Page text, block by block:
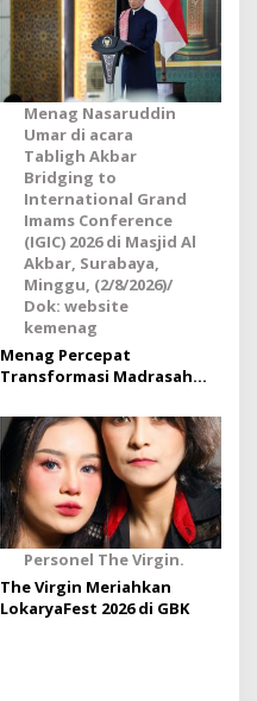
Menag Nasaruddin
Umar di acara
Tabligh Akbar
Bridging to
International Grand
Imams Conference
(IGIC) 2026 di Masjid Al
Akbar, Surabaya,
Minggu, (2/8/2026)/
Dok: website
kemenag
Menag Percepat
Transformasi Madrasah
Personel The Virgin.
The Virgin Meriahkan
LokaryaFest 2026 di GBK